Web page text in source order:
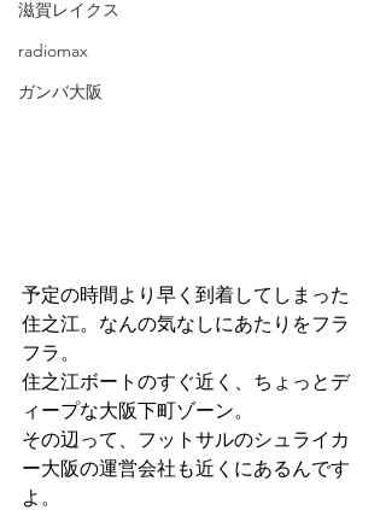
滋賀レイクス
radiomax
ガンバ大阪
予定の時間より早く到着してしまった
住之江。なんの気なしにあたりをフラ
フラ。
住之江ボートのすぐ近く、ちょっとデ
ィープな大阪下町ゾーン。
その辺って、フットサルのシュライカ
ー大阪の運営会社も近くにあるんです
よ。